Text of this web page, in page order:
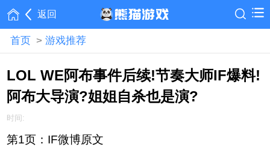
返回
首页 > 游戏推荐
LOL WE阿布事件后续!节奏大师IF爆料!
阿布大导演?姐姐自杀也是演?
时间:
第1页：IF微博原文